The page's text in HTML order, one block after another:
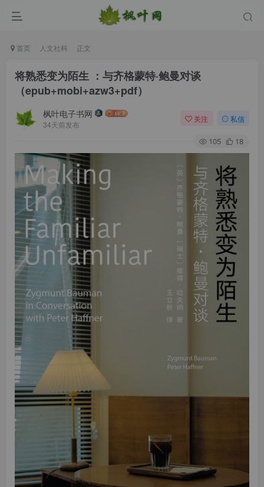
首页 人文社科 正文
将熟悉变为陌生 ：与齐格蒙特·鲍曼对谈
（epub+mobi+azw3+pdf）
枫叶电子书网
34天前发布
关注 私信
105 18
登录
没有账号？立即注册
用户名/手机号/邮箱
登录密码
记住登录 | 免密登录